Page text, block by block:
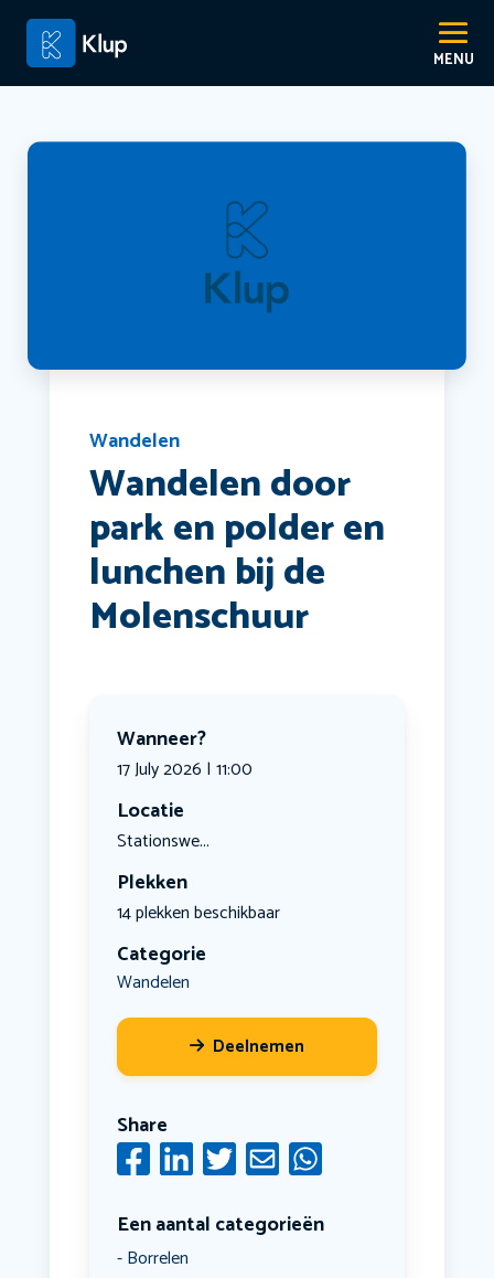
Wandelen
Wandelen door
park en polder en
lunchen bij de
Molenschuur
Wanneer?
17 July 2026 | 11:00
Locatie
Stationswe...
Plekken
14 plekken beschikbaar
Categorie
Wandelen
Deelnemen
Share
Een aantal categorieën
Borrelen